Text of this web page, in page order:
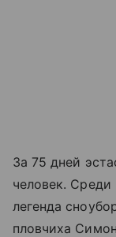
За 75 дней
человек.
легенда
пловчиха